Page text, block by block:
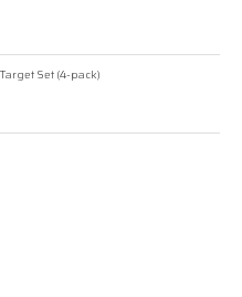
Set (4-pack)